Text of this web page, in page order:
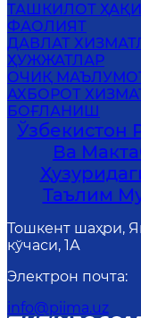
ТАШКИЛОТ
ФАОЛИЯТ
ДАВЛАТ
ҲУЖЖАТЛАР
ОЧИҚ
АХБОРОТ
БОҒЛАНИШ
Ўзбекистон
Ва
Таълим
Тошкент шаҳри,
кўчаси, 1А
Электрон почта:
info@piima.uz